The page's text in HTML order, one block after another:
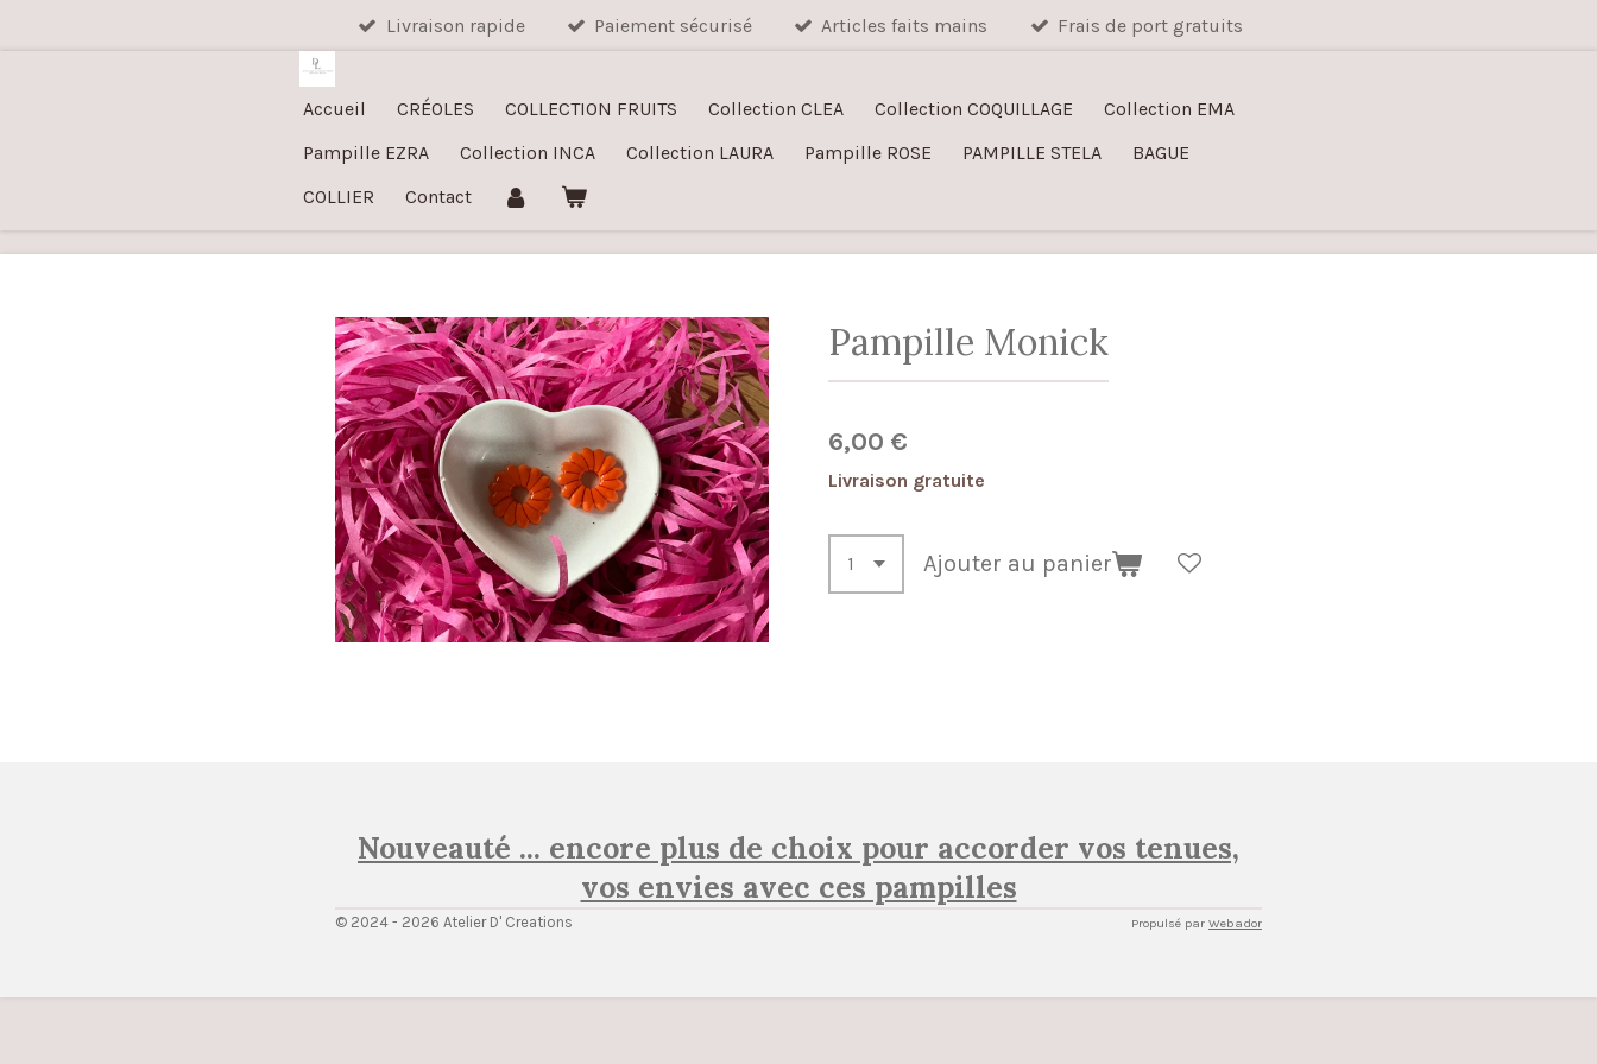
Livraison rapide Paiement sécurisé Articles faits mains Frais de port gratuits
Accueil CRÉOLES COLLECTION FRUITS Collection CLEA Collection COQUILLAGE
Collection EMA
Pampille EZRA
Collection INCA Collection LAURA Pampille ROSE PAMPILLE STELA
BAGUE
COLLIER
Contact
Pampille Monick
6,00 €
Livraison gratuite
Ajouter au panier
Nouveauté ... encore plus de choix pour accorder vos tenues,
vos envies avec ces pampilles
© 2024 - 2026 Atelier D' Creations Propulsé par Webador